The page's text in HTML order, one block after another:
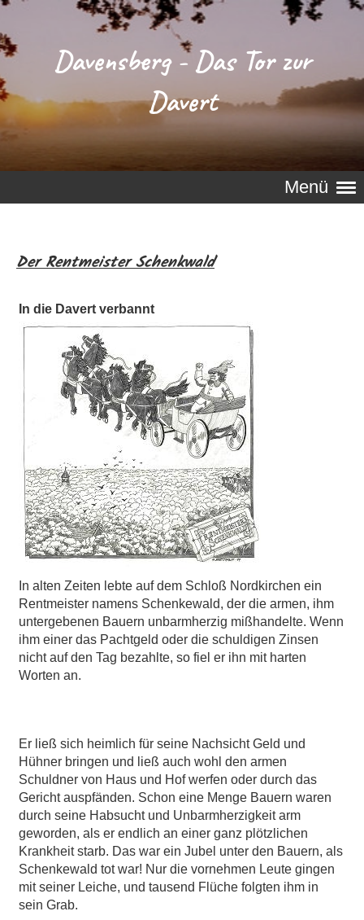
Davensberg - Das Tor zur
Davert
Menü
Der Rentmeister Schenkwald
In die Davert verbannt
In alten Zeiten lebte auf dem Schloß Nordkirchen ein
Rentmeister namens Schenkewald, der die armen, ihm
untergebenen Bauern unbarmherzig mißhandelte. Wenn
ihm einer das Pachtgeld oder die schuldigen Zinsen
nicht auf den Tag bezahlte, so fiel er ihn mit harten
Worten an.
Er ließ sich heimlich für seine Nachsicht Geld und
Hühner bringen und ließ auch wohl den armen
Schuldner von Haus und Hof werfen oder durch das
Gericht auspfänden. Schon eine Menge Bauern waren
durch seine Habsucht und Unbarmherzigkeit arm
geworden, als er endlich an einer ganz plötzlichen
Krankheit starb. Das war ein Jubel unter den Bauern, als
Schenkewald tot war! Nur die vornehmen Leute gingen
mit seiner Leiche, und tausend Flüche folgten ihm in
sein Grab.